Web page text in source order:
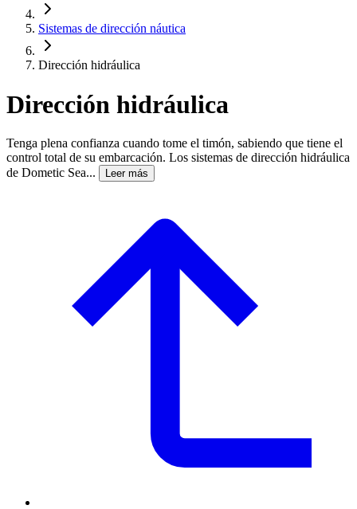
Sistemas de dirección náutica
Dirección hidráulica
Dirección hidráulica
Tenga plena confianza cuando tome el timón, sabiendo que tiene el
control total de su embarcación. Los sistemas de dirección hidráulica
de Dometic Sea...
Leer más